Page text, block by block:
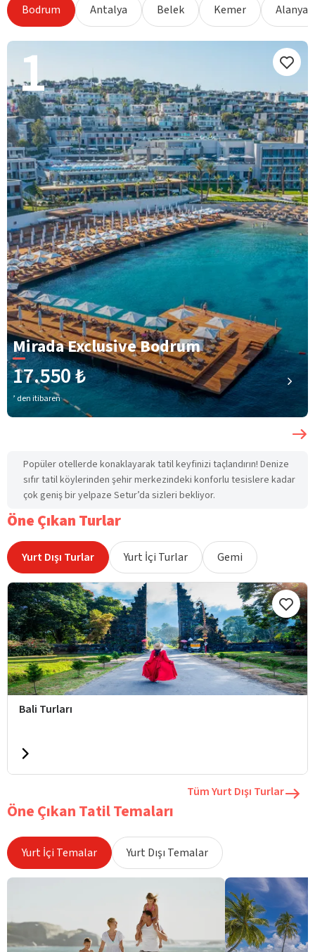
Bodrum Antalya Belek Kemer Alanya
1
Mirada Exclusive Bodrum
17.550 ₺
’ den itibaren
Popüler otellerde konaklayarak tatil keyfinizi taçlandırın! Denize
sıfır tatil köylerinden şehir merkezindeki konforlu tesislere kadar
çok geniş bir yelpaze Setur’da sizleri bekliyor.
Öne Çıkan Turlar
Yurt Dışı Turlar Yurt İçi Turlar Gemi
Bali Turları
Tüm Yurt Dışı Turlar
Öne Çıkan Tatil Temaları
Yurt İçi Temalar Yurt Dışı Temalar